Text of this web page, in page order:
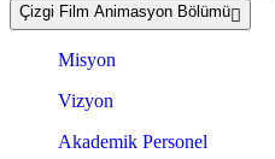
Çizgi Film Animasyon Bölümü
Misyon
Vizyon
Akademik Personel